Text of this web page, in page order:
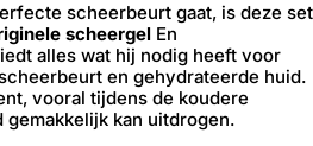
scheerbeurt gaat, is deze set
scheergel En
alles wat hij nodig heeft voor
en gehydrateerde huid.
vooral tijdens de koudere
gemakkelijk kan uitdrogen.